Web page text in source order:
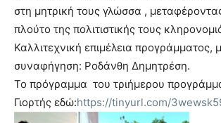
στη μητρική τους γλώσσα ,
πλούτο της πολιτιστικής τους
Καλλιτεχνική επιμέλεια προγράμματος,
συναφήγηση: Ροδάνθη Δημητρέση.
Το πρόγραμμα του τριήμερου
Γιορτής εδώ:https://tinyurl.com/